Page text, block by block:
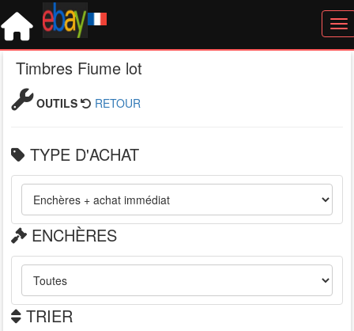
Timbres Fiume lot
OUTILS RETOUR
TYPE D'ACHAT
ENCHÈRES
TRIER